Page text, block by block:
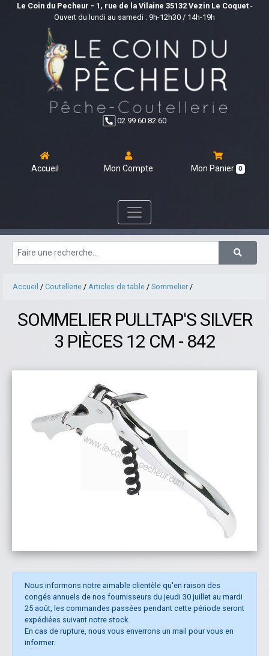
Le Coin du Pecheur - 1, rue de la Vilaine 35132 Vezin Le Coquet-
Ouvert du lundi au samedi : 9h-12h30 / 14h-19h
02 99 60 82 60
Accueil Mon Compte Mon Panier 0
Accueil / Coutellerie / Articles de table / Sommelier /
SOMMELIER PULLTAP'S SILVER
3 PIÈCES 12 CM - 842
Nous informons notre aimable clientèle qu'en raison des
congés annuels de nos fournisseurs du jeudi 30 juillet au mardi
25 août, les commandes passées pendant cette période seront
expédiées suivant notre stock.
En cas de rupture, nous vous enverrons un mail pour vous en
informer.